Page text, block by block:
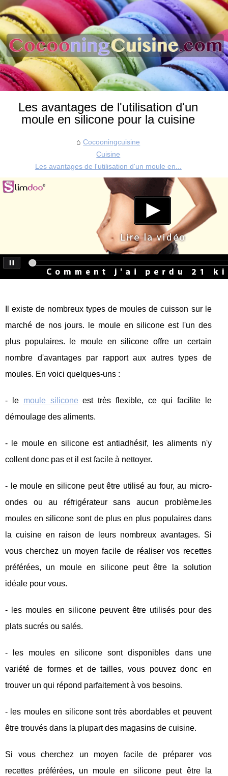
Les avantages de l'utilisation d'un
moule en silicone pour la cuisine
Cocooningcuisine
Cuisine
Les avantages de l'utilisation d'un moule en...
Il existe de nombreux types de moules de cuisson sur le
marché de nos jours. le moule en silicone est l'un des
plus populaires. le moule en silicone offre un certain
nombre d'avantages par rapport aux autres types de
moules. En voici quelques-uns :
- le moule silicone est très flexible, ce qui facilite le
démoulage des aliments.
- le moule en silicone est antiadhésif, les aliments n'y
collent donc pas et il est facile à nettoyer.
- le moule en silicone peut être utilisé au four, au micro-
ondes ou au réfrigérateur sans aucun problème.les
moules en silicone sont de plus en plus populaires dans
la cuisine en raison de leurs nombreux avantages. Si
vous cherchez un moyen facile de réaliser vos recettes
préférées, un moule en silicone peut être la solution
idéale pour vous.
- les moules en silicone peuvent être utilisés pour des
plats sucrés ou salés.
- les moules en silicone sont disponibles dans une
variété de formes et de tailles, vous pouvez donc en
trouver un qui répond parfaitement à vos besoins.
- les moules en silicone sont très abordables et peuvent
être trouvés dans la plupart des magasins de cuisine.
Si vous cherchez un moyen facile de préparer vos
recettes préférées, un moule en silicone peut être la